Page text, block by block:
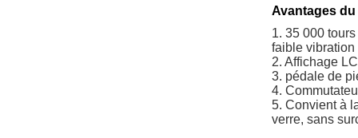
Avantages
1. 35 000
faible vibration
2. Affichage
3. pédale de
4.
5. Convient à
verre, sans